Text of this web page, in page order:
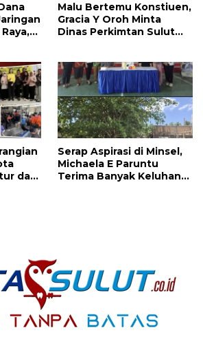
Malu Bertemu Konstiuen,
Gracia Y Oroh Minta
Dinas Perkimtan Sulut
Jalan di Tandengan I
dan
Serap Aspirasi di Minsel,
Michaela E Paruntu
Terima Banyak Keluhan